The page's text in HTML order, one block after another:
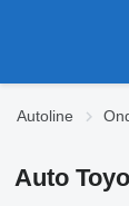
Autoline
Auto